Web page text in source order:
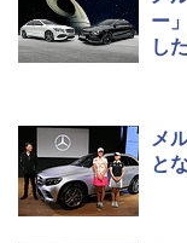
ー
し
メ
と